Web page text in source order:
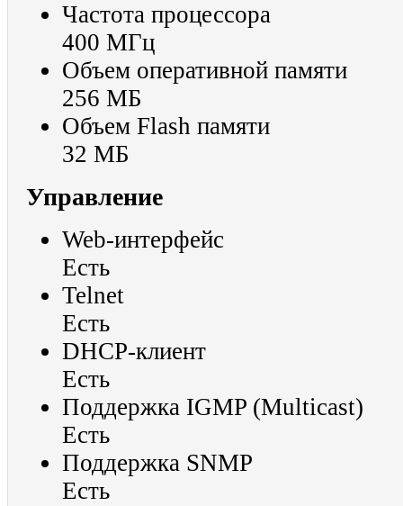
Частота процессора
400 МГц
Объем оперативной памяти
256 МБ
Объем Flash памяти
32 МБ
Управление
Web-интерфейс
Есть
Telnet
Есть
DHCP-клиент
Есть
Поддержка IGMP (Multicast)
Есть
Поддержка SNMP
Есть